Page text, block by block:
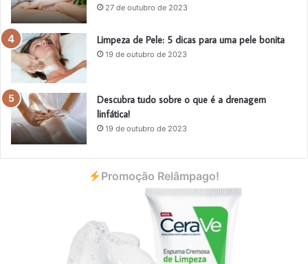
27 de outubro de 2023
Limpeza de Pele: 5 dicas para uma pele bonita
19 de outubro de 2023
Descubra tudo sobre o que é a drenagem
linfática!
19 de outubro de 2023
Promoção Relâmpago!